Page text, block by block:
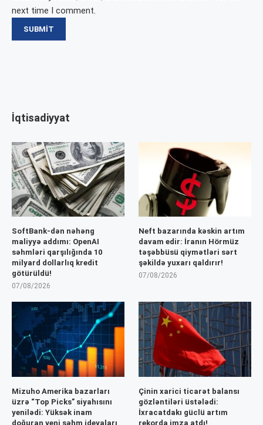
next time I comment.
İqtisadiyyat
SoftBank-dən nəhəng
maliyyə addımı: OpenAI
səhmləri qarşılığında 10
milyard dollarlıq kredit
götürüldü!
07/08/2026
Neft bazarında kəskin artım
davam edir: İranın Hörmüz
təşəbbüsü qiymətləri sərt
şəkildə yuxarı qaldırır!
07/08/2026
Mizuho Amerika bazarları
üzrə “Top Picks” siyahısını
yenilədi: Yüksək inam
doğuran yeni səhm ideyaları
Çinin xarici ticarət balansı
gözləntiləri üstələdi:
İxracatdakı güclü artım
rekorda imza atdı!